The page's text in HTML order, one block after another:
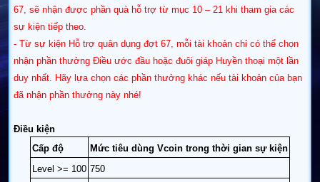
67, sẽ nhận được phần quà hỗ trợ từ mục 10 – 21 khi tham gia các
sự kiện tiếp theo.
- Từ sự kiện Hỗ trợ quân dụng đợt 67, mỗi tài khoản chỉ có thể chọn
nhận phần thưởng Điều ước đầu hoặc đuôi giáp Huyền thoại một lần
duy nhất. Hãy lựa chọn các phần thưởng khác nếu tài khoản của bạn
đã nhận phần thưởng này nhé!
Điều kiện
Cấp độ
Mức tiêu dùng Vcoin trong thời gian sự kiện
Level >= 100 750